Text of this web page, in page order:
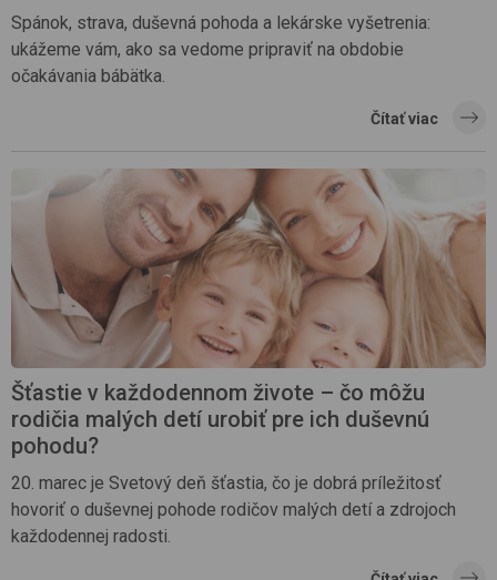
Spánok, strava, duševná pohoda a lekárske vyšetrenia:
ukážeme vám, ako sa vedome pripraviť na obdobie
očakávania bábätka.
Čítať viac
Šťastie v každodennom živote – čo môžu
rodičia malých detí urobiť pre ich duševnú
pohodu?
20. marec je Svetový deň šťastia, čo je dobrá príležitosť
hovoriť o duševnej pohode rodičov malých detí a zdrojoch
každodennej radosti.